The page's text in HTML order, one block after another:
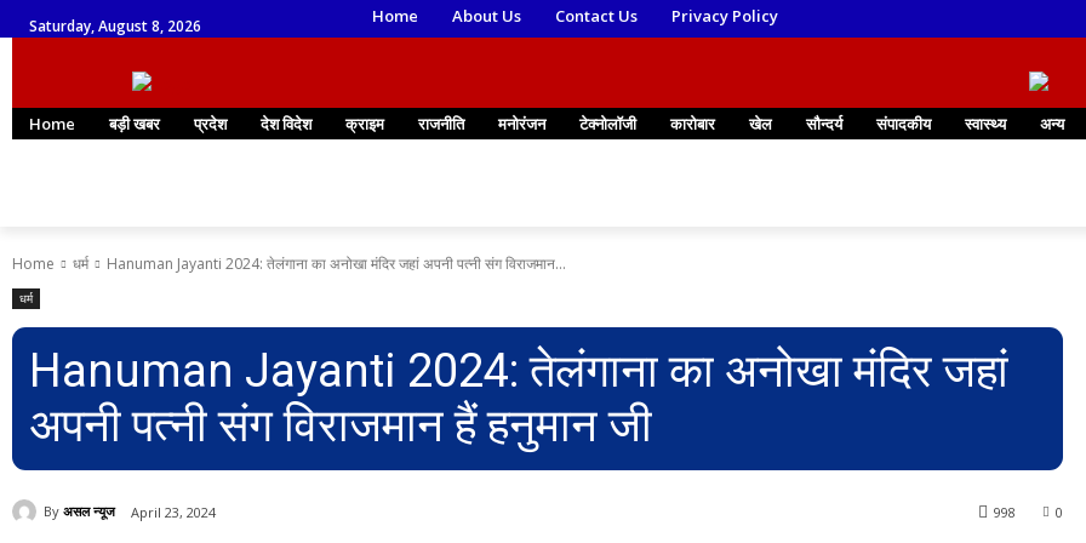
Saturday, August 8, 2026 Home About Us Contact Us Privacy Policy
Home बड़ी खबर प्रदेश देश विदेश क्राइम राजनीति मनोरंजन टेक्नोलॉजी कारोबार खेल सौन्दर्य संपादकीय स्वास्थ्य अन्य
Home धर्म Hanuman Jayanti 2024: तेलंगाना का अनोखा मंदिर जहां अपनी पत्नी संग विराजमान...
धर्म
Hanuman Jayanti 2024: तेलंगाना का अनोखा मंदिर जहां
अपनी पत्नी संग विराजमान हैं हनुमान जी
By असल न्यूज April 23, 2024 0
998